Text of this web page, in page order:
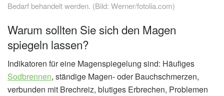
Bedarf behandelt werden. (Bild: Werner/fotolia.com)
Warum sollten Sie sich den Magen
spiegeln lassen?
Indikatoren für eine Magenspiegelung sind: Häufiges
Sodbrennen, ständige Magen- oder Bauchschmerzen,
verbunden mit Brechreiz, blutiges Erbrechen, Problemen